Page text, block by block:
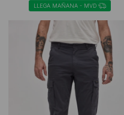
LLEGA MAÑANA - MVD
Shorts de baño
Sherpas